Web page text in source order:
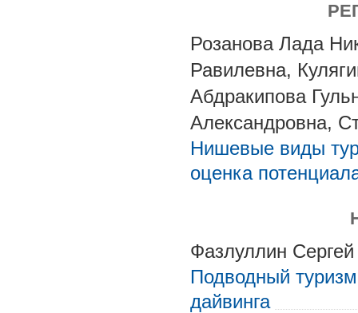
Розанова Лада
Равилевна,
Абдракипова
Александровна,
Нишевые виды
оценка
Фазлуллин
Подводный
дайвинга